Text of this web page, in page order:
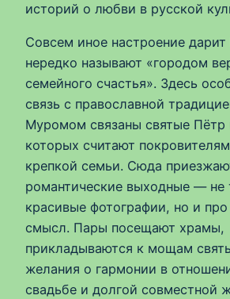
историй о любви в русской
Совсем иное настроение
нередко называют «городом
семейного счастья». Здесь
связь с православной
Муромом связаны святые Пётр
которых считают
крепкой семьи. Сюда
романтические выходные — не
красивые фотографии, но и про
смысл. Пары посещают храмы,
прикладываются к мощам
желания о гармонии в
свадьбе и долгой совместной